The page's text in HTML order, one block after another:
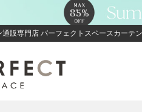
通販専門店 パーフェクトスペースカーテ